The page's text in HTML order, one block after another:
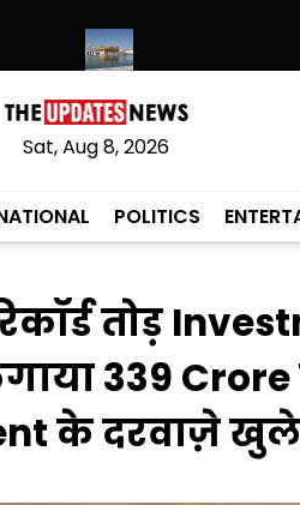
श्री गुरु हरिकृष्ण साहिब जी के प्रकाश
Sat, Aug 8, 2026
POLITICS
तोड़
₹339
के दरवाज़े